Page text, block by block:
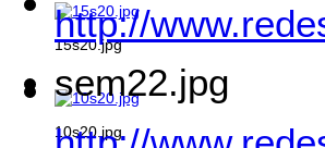
15s20.jpg
10s20.jpg
http://
sem22.jpg